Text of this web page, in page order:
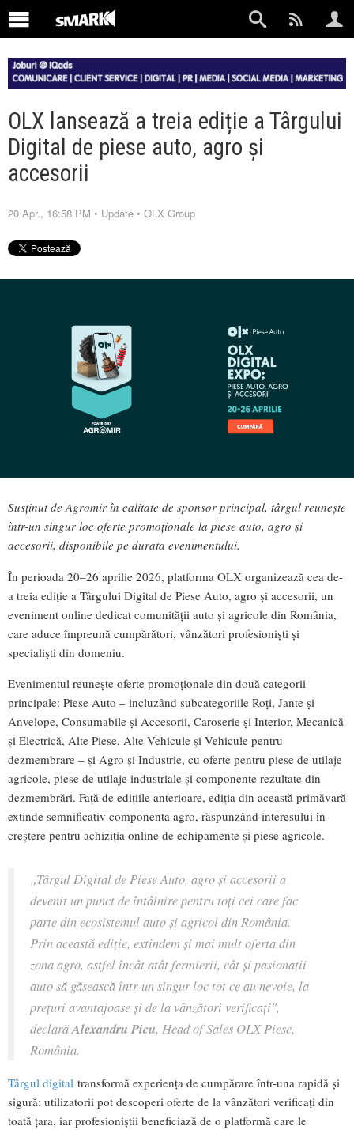
OLX lansează a treia ediție a Târgului
Digital de piese auto, agro și
accesorii
20 Apr., 16:58 PM • Update • OLX Group
Susținut de Agromir în calitate de sponsor principal, târgul reunește
într-un singur loc oferte promoționale la piese auto, agro și
accesorii, disponibile pe durata evenimentului.
În perioada 20–26 aprilie 2026, platforma OLX organizează cea de-
a treia ediție a Târgului Digital de Piese Auto, agro și accesorii, un
eveniment online dedicat comunității auto și agricole din România,
care aduce împreună cumpărători, vânzători profesioniști și
specialiști din domeniu.
Evenimentul reunește oferte promoționale din două categorii
principale: Piese Auto – incluzând subcategoriile Roți, Jante și
Anvelope, Consumabile și Accesorii, Caroserie și Interior, Mecanică
și Electrică, Alte Piese, Alte Vehicule și Vehicule pentru
dezmembrare – și Agro și Industrie, cu oferte pentru piese de utilaje
agricole, piese de utilaje industriale și componente rezultate din
dezmembrări. Față de edițiile anterioare, ediția din această primăvară
extinde semnificativ componenta agro, răspunzând interesului în
creștere pentru achiziția online de echipamente și piese agricole.
„Târgul Digital de Piese Auto, agro și accesorii a
devenit un punct de întâlnire pentru toți cei care fac
parte din ecosistemul auto și agricol din România.
Prin această ediție, extindem și mai mult oferta din
zona agro, astfel încât atât fermierii, cât și pasionații
auto să găsească într-un singur loc tot ce au nevoie, la
prețuri avantajoase și de la vânzători verificați",
declarăAlexandru Picu, Head of Sales OLX Piese,
România.
Târgul digital transformă experiența de cumpărare într-una rapidă și
sigură: utilizatorii pot descoperi oferte de la vânzători verificați din
toată țara, iar profesioniștii beneficiază de o platformă care le